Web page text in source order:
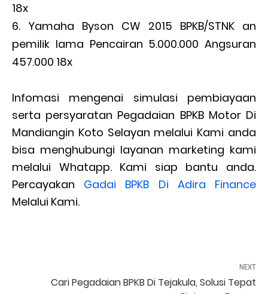
18x
Yamaha Byson CW 2015 BPKB/STNK an
pemilik lama Pencairan 5.000.000 Angsuran
457.000 18x
Infomasi mengenai simulasi pembiayaan
serta persyaratan Pegadaian BPKB Motor Di
Mandiangin Koto Selayan melalui Kami anda
bisa menghubungi layanan marketing kami
melalui Whatapp. Kami siap bantu anda.
Percayakan Gadai BPKB Di Adira Finance
Melalui Kami.
NEXT
Cari Pegadaian BPKB Di Tejakula, Solusi Tepat